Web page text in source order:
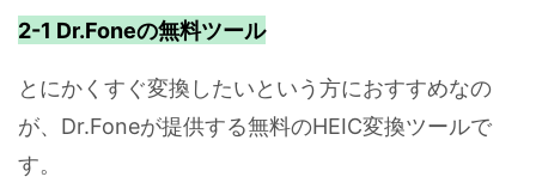
2-1 Dr.Foneの無料ツール
とにかくすぐ変換したいという方におすすめなの
が、Dr.Foneが提供する無料のHEIC変換ツールで
す。